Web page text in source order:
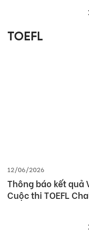
TOEFL
12/06/2026
Thông báo kết quả
Cuộc thi TOEFL